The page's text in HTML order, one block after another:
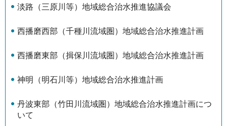
淡路（三原川等）地域総合治水推進協議会
西播磨西部（千種川流域圏）地域総合治水推進計画
西播磨東部（揖保川流域圏）地域総合治水推進計画
神明（明石川等）地域総合治水推進計画
丹波東部（竹田川流域圏）地域総合治水推進計画につ
いて